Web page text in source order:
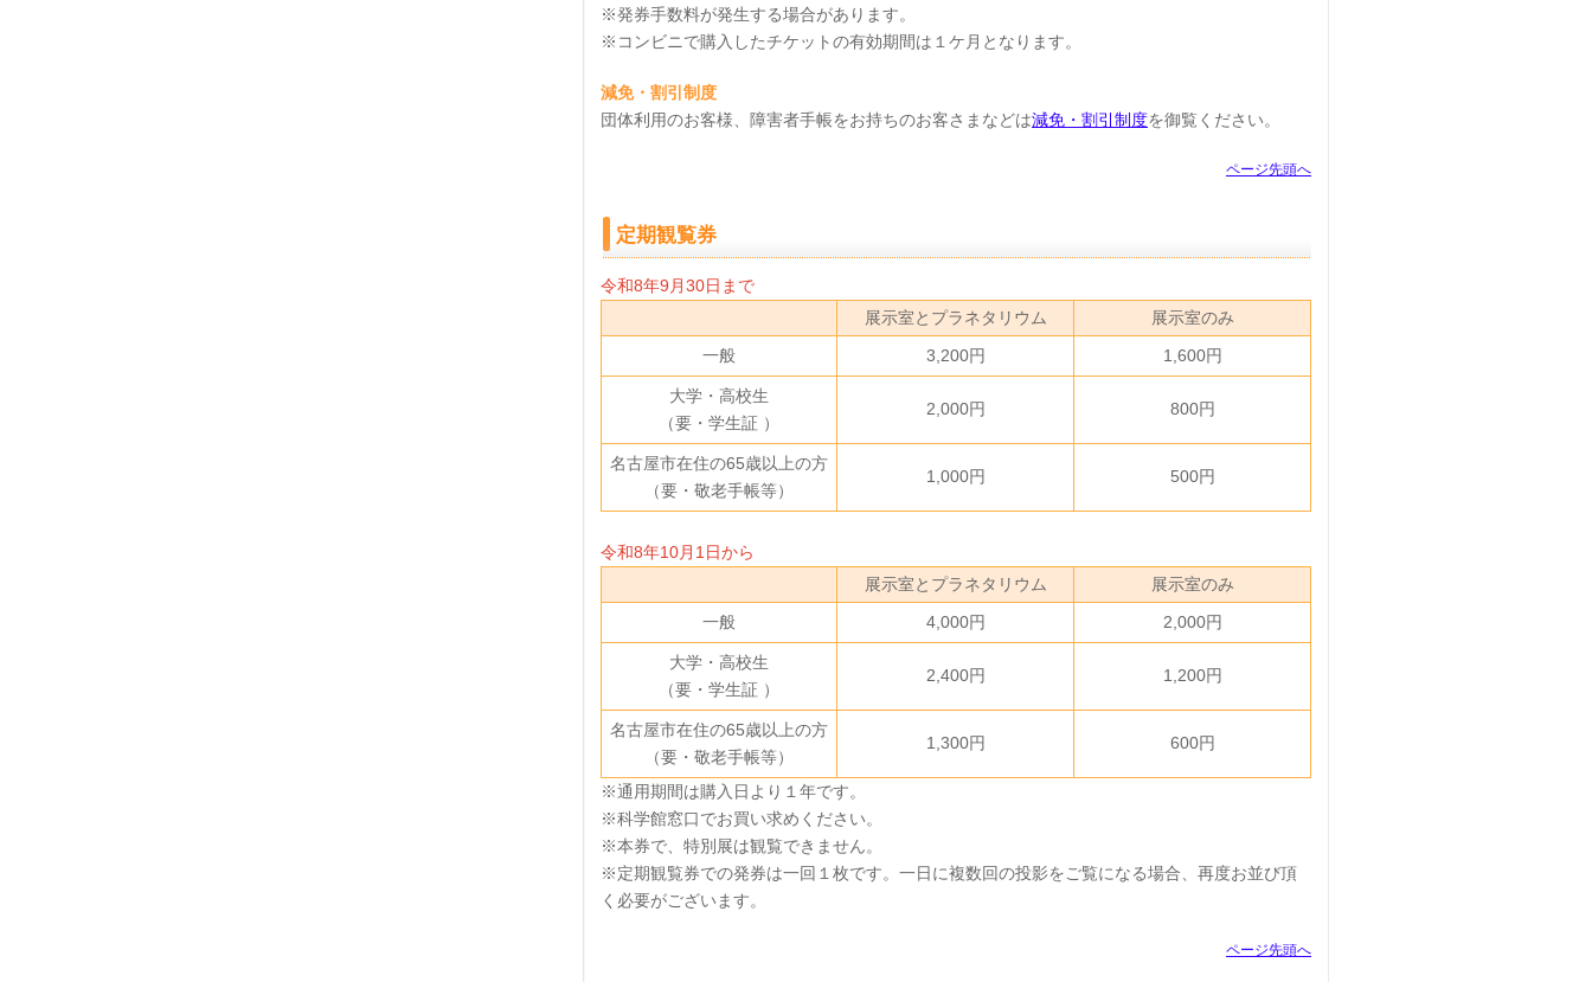
※発券手数料が発生する場合があります。
※コンビニで購入したチケットの有効期間は１ケ月となります。
減免・割引制度
団体利用のお客様、障害者手帳をお持ちのお客さまなどは減免・割引制度を御覧ください。
ページ先頭へ
定期観覧券
令和8年9月30日まで
展示室とプラネタリウム
展示室のみ
一般 3,200円 1,600円
大学・高校生
（要・学生証 ）
2,000円 800円
名古屋市在住の65歳以上の方
（要・敬老手帳等）
1,000円 500円
令和8年10月1日から
展示室とプラネタリウム
展示室のみ
一般 4,000円 2,000円
大学・高校生
（要・学生証 ）
2,400円 1,200円
名古屋市在住の65歳以上の方
（要・敬老手帳等）
1,300円 600円
※通用期間は購入日より１年です。
※科学館窓口でお買い求めください。
※本券で、特別展は観覧できません。
※定期観覧券での発券は一回１枚です。一日に複数回の投影をご覧になる場合、再度お並び頂
く必要がございます。
ページ先頭へ